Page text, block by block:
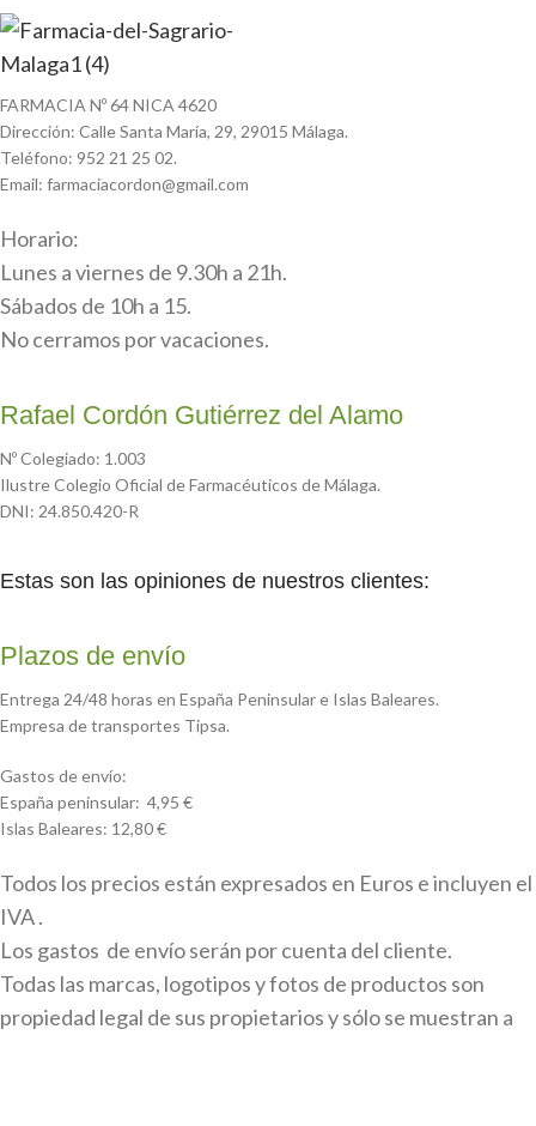
FARMACIA Nº 64 NICA 4620
Dirección: Calle Santa María, 29, 29015 Málaga.
Teléfono: 952 21 25 02.
Email: farmaciacordon@gmail.com
Horario:
Lunes a viernes de 9.30h a 21h.
Sábados de 10h a 15.
No cerramos por vacaciones.
Rafael Cordón Gutiérrez del Alamo
Nº Colegiado: 1.003
Ilustre Colegio Oficial de Farmacéuticos de Málaga.
DNI: 24.850.420-R
Estas son las opiniones de nuestros clientes:
Plazos de envío
Entrega 24/48 horas en España Peninsular e Islas Baleares.
Empresa de transportes Tipsa.
Gastos de envío:
España peninsular: 4,95 €
Islas Baleares: 12,80 €
Todos los precios están expresados en Euros e incluyen el
IVA .
Los gastos de envío serán por cuenta del cliente.
Todas las marcas, logotipos y fotos de productos son
propiedad legal de sus propietarios y sólo se muestran a